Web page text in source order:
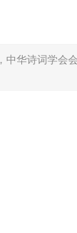
华诗词学会